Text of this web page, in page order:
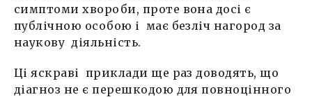
симптоми хвороби, проте вона досі є
публічною особою і має безліч нагород за
наукову діяльність.
Ці яскраві приклади ще раз доводять, що
діагноз не є перешкодою для повноцінного